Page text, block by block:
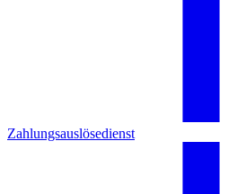
Zahlungsauslösedienst